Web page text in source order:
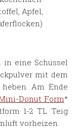
Apfel,
in eine Schüssel
mit dem
Am Ende
Donut Form*
1-2 TL Teig
vorheizen.